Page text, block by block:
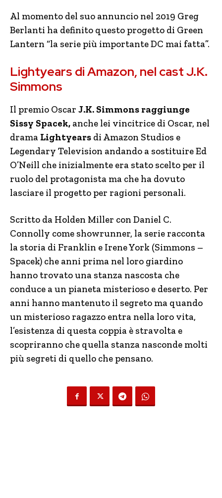
Al momento del suo annuncio nel 2019 Greg
Berlanti ha definito questo progetto di Green
Lantern “la serie più importante DC mai fatta”.
Lightyears di Amazon, nel cast J.K.
Simmons
Il premio Oscar J.K. Simmons raggiunge
Sissy Spacek, anche lei vincitrice di Oscar, nel
drama Lightyears di Amazon Studios e
Legendary Television andando a sostituire Ed
O’Neill che inizialmente era stato scelto per il
ruolo del protagonista ma che ha dovuto
lasciare il progetto per ragioni personali.
Scritto da Holden Miller con Daniel C.
Connolly come showrunner, la serie racconta
la storia di Franklin e Irene York (Simmons –
Spacek) che anni prima nel loro giardino
hanno trovato una stanza nascosta che
conduce a un pianeta misterioso e deserto. Per
anni hanno mantenuto il segreto ma quando
un misterioso ragazzo entra nella loro vita,
l’esistenza di questa coppia è stravolta e
scopriranno che quella stanza nasconde molti
più segreti di quello che pensano.